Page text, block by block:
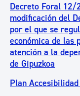
Decreto Foral 12/
modificación del
por el que se
económica de las
atención a la
de Gipuzkoa
Plan